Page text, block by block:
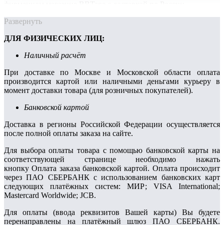
Развернуть
ДЛЯ ФИЗИЧЕСКИХ ЛИЦ:
Наличный расчёт
При доставке по Москве и Московской области оплата
производится картой или наличными деньгами курьеру в
момент доставки товара (для розничных покупателей).
Банковской картой
Доставка в регионы Российской Федерации осуществляется
после полной оплаты заказа на сайте.
Для выбора оплаты товара с помощью банковской карты на
соответствующей странице необходимо нажать
кнопку Оплата заказа банковской картой. Оплата происходит
через ПАО СБЕРБАНК с использованием банковских карт
следующих платёжных систем: МИР; VISA International;
Mastercard Worldwide; JCB.
Для оплаты (ввода реквизитов Вашей карты) Вы будете
перенаправлены на платёжный шлюз ПАО СБЕРБАНК.